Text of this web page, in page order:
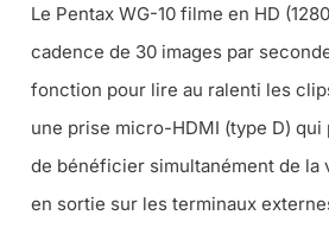
Le Pentax WG-10 filme en HD
cadence de 30 images par
fonction pour lire au ralenti les
une prise micro-HDMI (type D) qui
de bénéficier simultanément de la
en sortie sur les terminaux